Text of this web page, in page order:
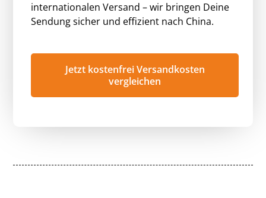
internationalen Versand – wir bringen Deine
Sendung sicher und effizient nach China.
Jetzt kostenfrei Versandkosten
vergleichen